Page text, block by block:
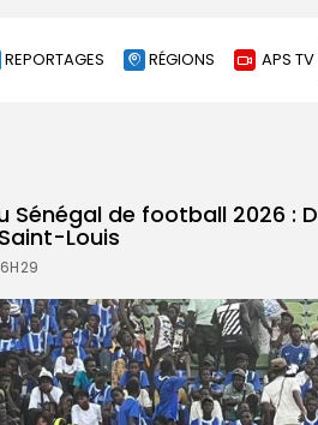
REPORTAGES RÉGIONS APS TV
Sénégal de football 2026 :
Louis